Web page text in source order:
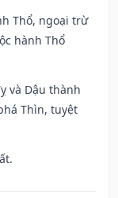
Thổ, ngoại trừ
hành Thổ
và Dậu thành
Thìn, tuyệt